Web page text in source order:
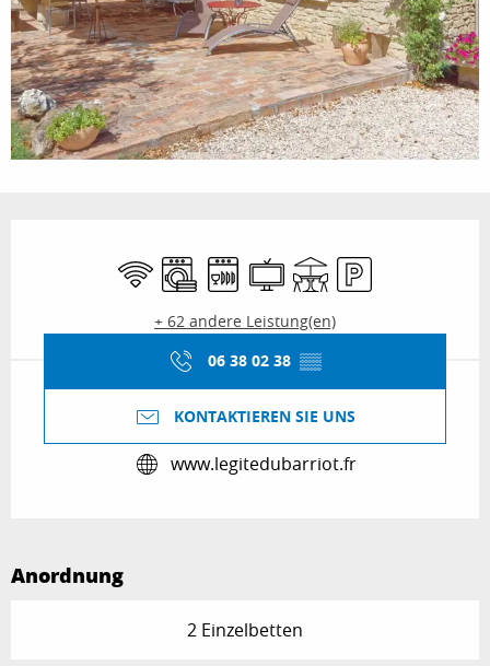
Wi-Fi Waschmaschine
Geschirrspülmaschine
FernsehenTerrasseParkplatz
+ 62 andere Leistung(en)
06 38 02 38 ▒▒
KONTAKTIEREN SIE UNS
www.legitedubarriot.fr
Anordnung
2 Einzelbetten